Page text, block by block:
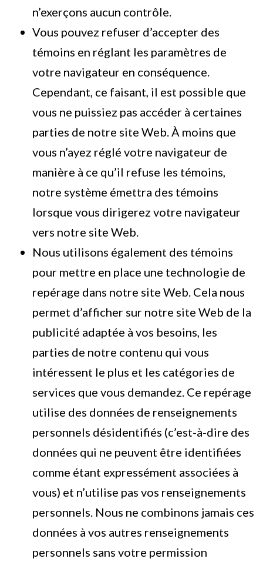
n’exerçons aucun contrôle.
Vous pouvez refuser d’accepter des
témoins en réglant les paramètres de
votre navigateur en conséquence.
Cependant, ce faisant, il est possible que
vous ne puissiez pas accéder à certaines
parties de notre site Web. À moins que
vous n’ayez réglé votre navigateur de
manière à ce qu’il refuse les témoins,
notre système émettra des témoins
lorsque vous dirigerez votre navigateur
vers notre site Web.
Nous utilisons également des témoins
pour mettre en place une technologie de
repérage dans notre site Web. Cela nous
permet d’afficher sur notre site Web de la
publicité adaptée à vos besoins, les
parties de notre contenu qui vous
intéressent le plus et les catégories de
services que vous demandez. Ce repérage
utilise des données de renseignements
personnels désidentifiés (c’est-à-dire des
données qui ne peuvent être identifiées
comme étant expressément associées à
vous) et n’utilise pas vos renseignements
personnels. Nous ne combinons jamais ces
données à vos autres renseignements
personnels sans votre permission